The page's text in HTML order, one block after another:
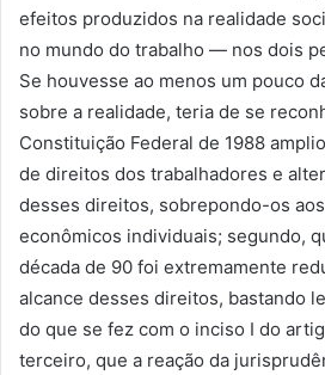
efeitos produzidos na realidade
no mundo do trabalho — nos dois
Se houvesse ao menos um pouco
sobre a realidade, teria de se
Constituição Federal de 1988
de direitos dos trabalhadores e
desses direitos, sobrepondo-os
econômicos individuais; segundo,
década de 90 foi extremamente
alcance desses direitos, bastando
do que se fez com o inciso I do
terceiro, que a reação da